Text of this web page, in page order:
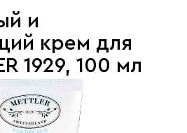
и
крем для
1929, 100 мл